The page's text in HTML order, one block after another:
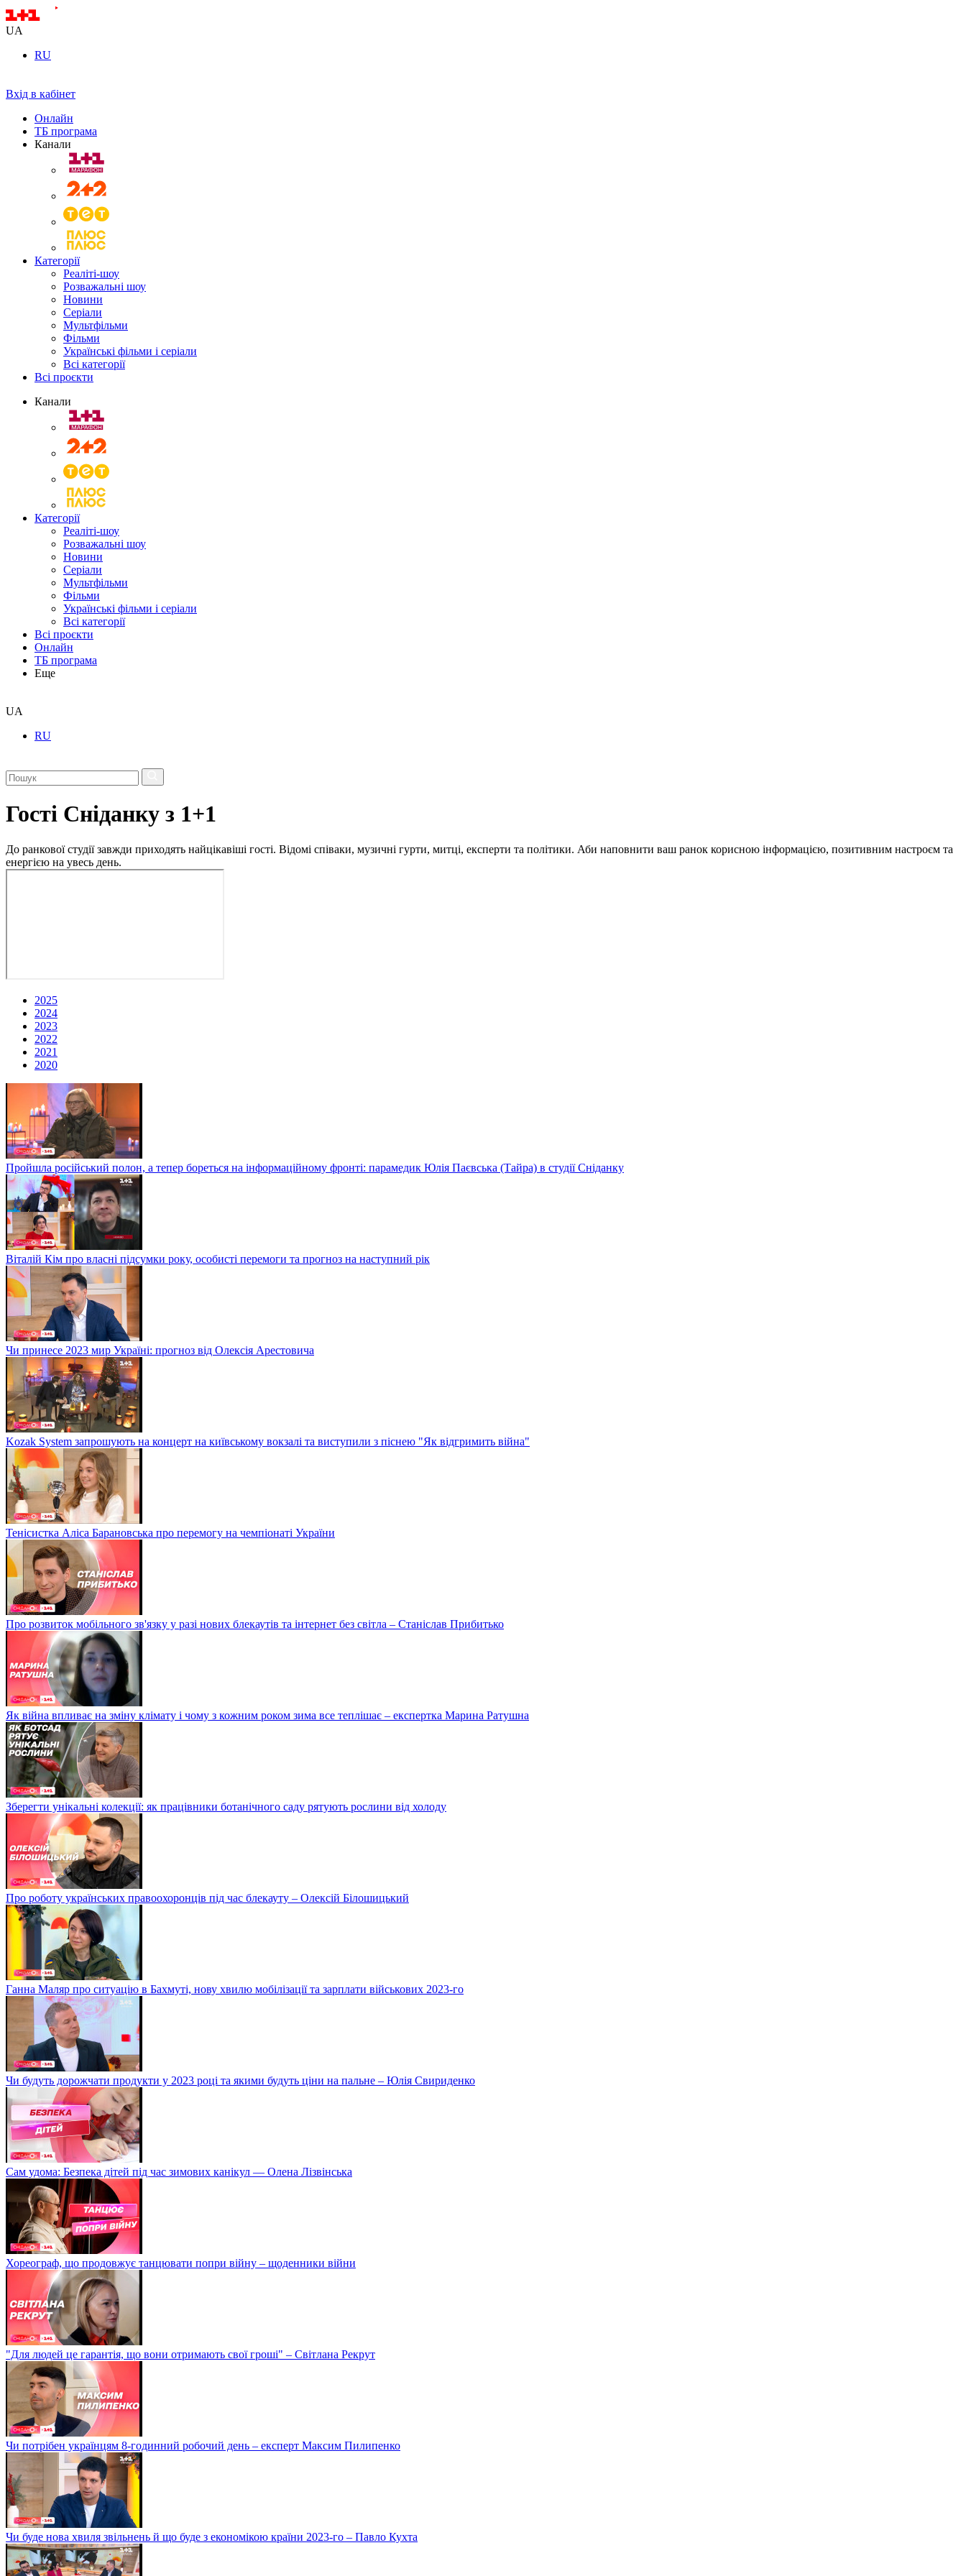
UA
RU
Вхід в кабінет
Онлайн
ТБ програма
Канали
Категорії
Реаліті-шоу
Розважальні шоу
Новини
Серіали
Мультфільми
Фільми
Українські фільми і серіали
Всі категорії
Всі проєкти
Канали
Категорії
Реаліті-шоу
Розважальні шоу
Новини
Серіали
Мультфільми
Фільми
Українські фільми і серіали
Всі категорії
Всі проєкти
Онлайн
ТБ програма
Еще
UA
RU
Гості Сніданку з 1+1
До ранкової студії завжди приходять найцікавіші гості. Відомі співаки, музичні гурти, митці, експерти та політики. Аби наповнити ваш ранок корисною інформацією, позитивним настроєм та
енергією на увесь день.
2025
2024
2023
2022
2021
2020
Пройшла російський полон, а тепер бореться на інформаційному фронті: парамедик Юлія Паєвська (Тайра) в студії Сніданку
Віталій Кім про власні підсумки року, особисті перемоги та прогноз на наступний рік
Чи принесе 2023 мир Україні: прогноз від Олексія Арестовича
Kozak System запрошують на концерт на київському вокзалі та виступили з піснею "Як відгримить війна"
Тенісистка Аліса Барановська про перемогу на чемпіонаті України
Про розвиток мобільного зв'язку у разі нових блекаутів та інтернет без світла – Станіслав Прибитько
Як війна впливає на зміну клімату і чому з кожним роком зима все теплішає – експертка Марина Ратушна
Зберегти унікальні колекції: як працівники ботанічного саду рятують рослини від холоду
Про роботу українських правоохоронців під час блекауту – Олексій Білошицький
Ганна Маляр про ситуацію в Бахмуті, нову хвилю мобілізації та зарплати військових 2023-го
Чи будуть дорожчати продукти у 2023 році та якими будуть ціни на пальне – Юлія Свириденко
Сам удома: Безпека дітей під час зимових канікул — Олена Лізвінська
Хореограф, що продовжує танцювати попри війну – щоденники війни
"Для людей це гарантія, що вони отримають свої гроші" – Світлана Рекрут
Чи потрібен українцям 8-годинний робочий день – експерт Максим Пилипенко
Чи буде нова хвиля звільнень й що буде з економікою країни 2023-го – Павло Кухта